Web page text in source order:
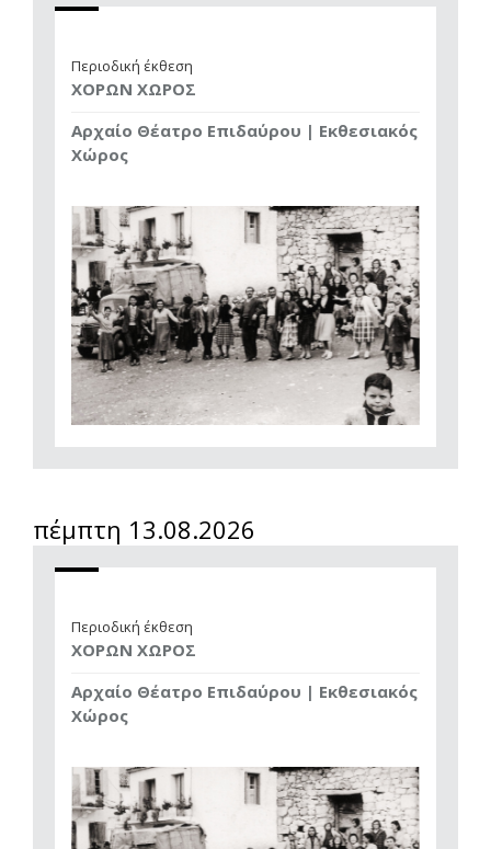
Περιοδική έκθεση
ΧΟΡΩΝ ΧΩΡΟΣ
Αρχαίο Θέατρο Επιδαύρου | Εκθεσιακός
Χώρος
πέμπτη 13.08.2026
Περιοδική έκθεση
ΧΟΡΩΝ ΧΩΡΟΣ
Αρχαίο Θέατρο Επιδαύρου | Εκθεσιακός
Χώρος